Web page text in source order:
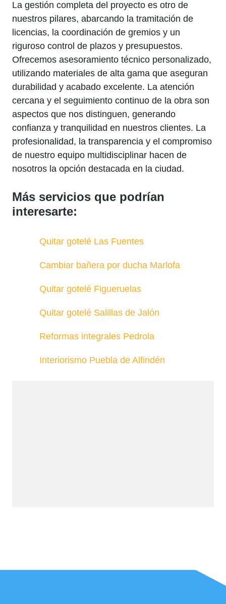
La gestión completa del proyecto es otro de
nuestros pilares, abarcando la tramitación de
licencias, la coordinación de gremios y un
riguroso control de plazos y presupuestos.
Ofrecemos asesoramiento técnico personalizado,
utilizando materiales de alta gama que aseguran
durabilidad y acabado excelente. La atención
cercana y el seguimiento continuo de la obra son
aspectos que nos distinguen, generando
confianza y tranquilidad en nuestros clientes. La
profesionalidad, la transparencia y el compromiso
de nuestro equipo multidisciplinar hacen de
nosotros la opción destacada en la ciudad.
Más servicios que podrían
interesarte:
Quitar gotelé Las Fuentes
Cambiar bañera por ducha Marlofa
Quitar gotelé Figueruelas
Quitar gotelé Salillas de Jalón
Reformas integrales Pedrola
Interiorismo Puebla de Alfindén